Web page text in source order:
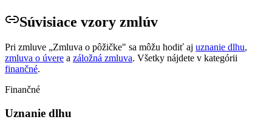
Súvisiace vzory zmlúv
Pri zmluve „Zmluva o pôžičke" sa môžu hodiť aj uznanie dlhu,
zmluva o úvere a záložná zmluva. Všetky nájdete v kategórii
finančné.
Finančné
Uznanie dlhu